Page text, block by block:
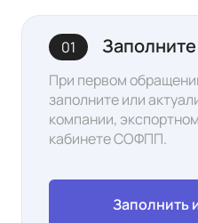
01
При первом
заполните или
компании,
кабинетеСОФПП.
Заполнить